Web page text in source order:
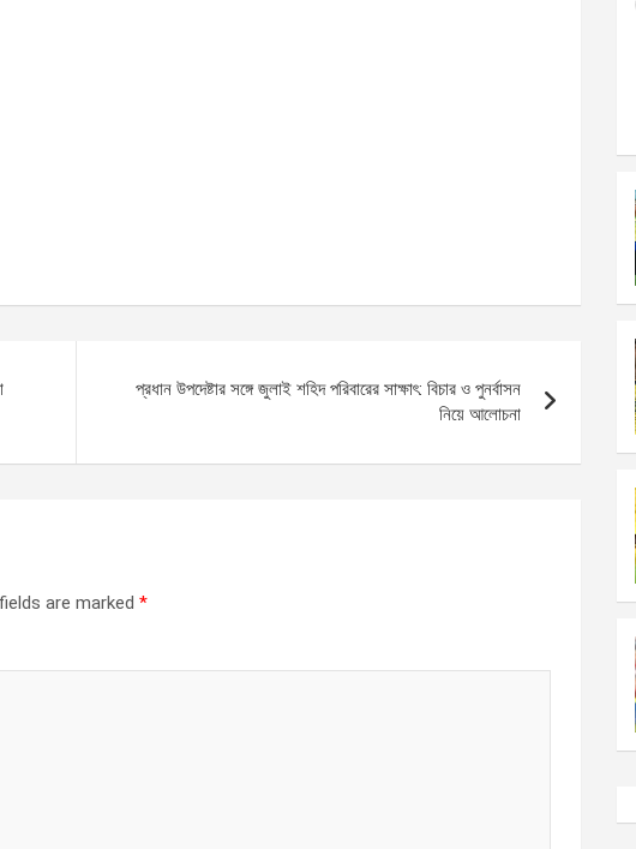
প্রধান উপদেষ্টার সঙ্গে জুলাই শহিদ পরিবারের সাক্ষাৎ: বিচার ও পুনর্বাসন
নিয়ে আলোচনা
are marked *